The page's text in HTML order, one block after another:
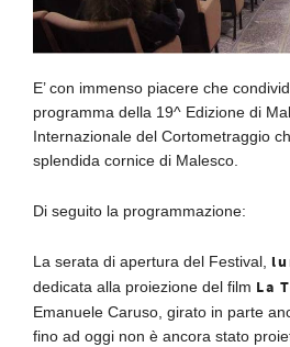
E’ con immenso piacere che
programma della 19^ Edizione di
Internazionale del Cortometraggio
splendida cornice di Malesco.
Di seguito la programmazione:
La serata di apertura del Festival,
dedicata alla proiezione del film La
Emanuele Caruso, girato in parte
fino ad oggi non è ancora stato